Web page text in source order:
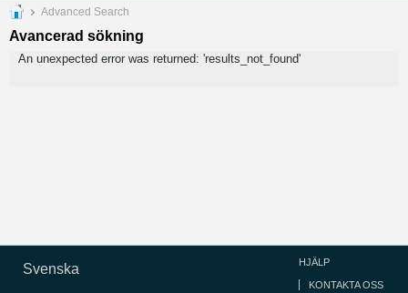
Advanced Search
Avancerad sökning
An unexpected error was returned: 'results_not_found'
Svenska HJÄLP
KONTAKTA OSS